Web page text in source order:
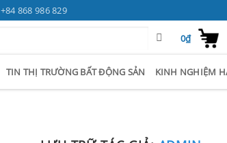
+84 868 986 829
0₫
TIN THỊ TRƯỜNG BẤT ĐỘNG SẢN KINH NGHIỆM